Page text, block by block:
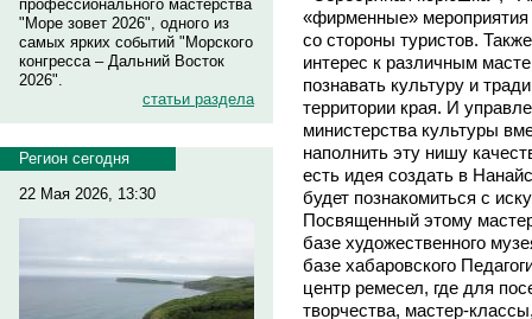
профессионального мастерства
"Море зовет 2026", одного из
самых ярких событий "Морского
конгресса – Дальний Восток
2026".
статьи раздела
Регион сегодня
22 Мая 2026, 13:30
«фирменные»
со стороны туристов.
интерес к различным
познавать культуру и
территории края. И
министерства культуры
наполнить эту нишу
есть идея создать в
будет познакомиться с
Посвященный этому
базе художественного
базе хабаровского
центр ремесел, где для
творчества, мастер-